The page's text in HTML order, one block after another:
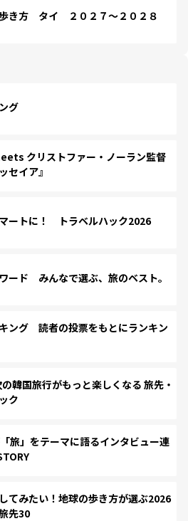
き方 タイ ２０２７～２０２８
グ
クリストファー・ノーラン監督
セイア』
ートに！ トラベルハック2026
ード みんなで選ぶ、旅のベスト。
ング 読者の投票をもとにランキン
韓国旅行がもっと楽しくなる 旅先・
ク
旅」をテーマに語るインタビュー連
てみたい！地球の歩き方が選ぶ2026
先30